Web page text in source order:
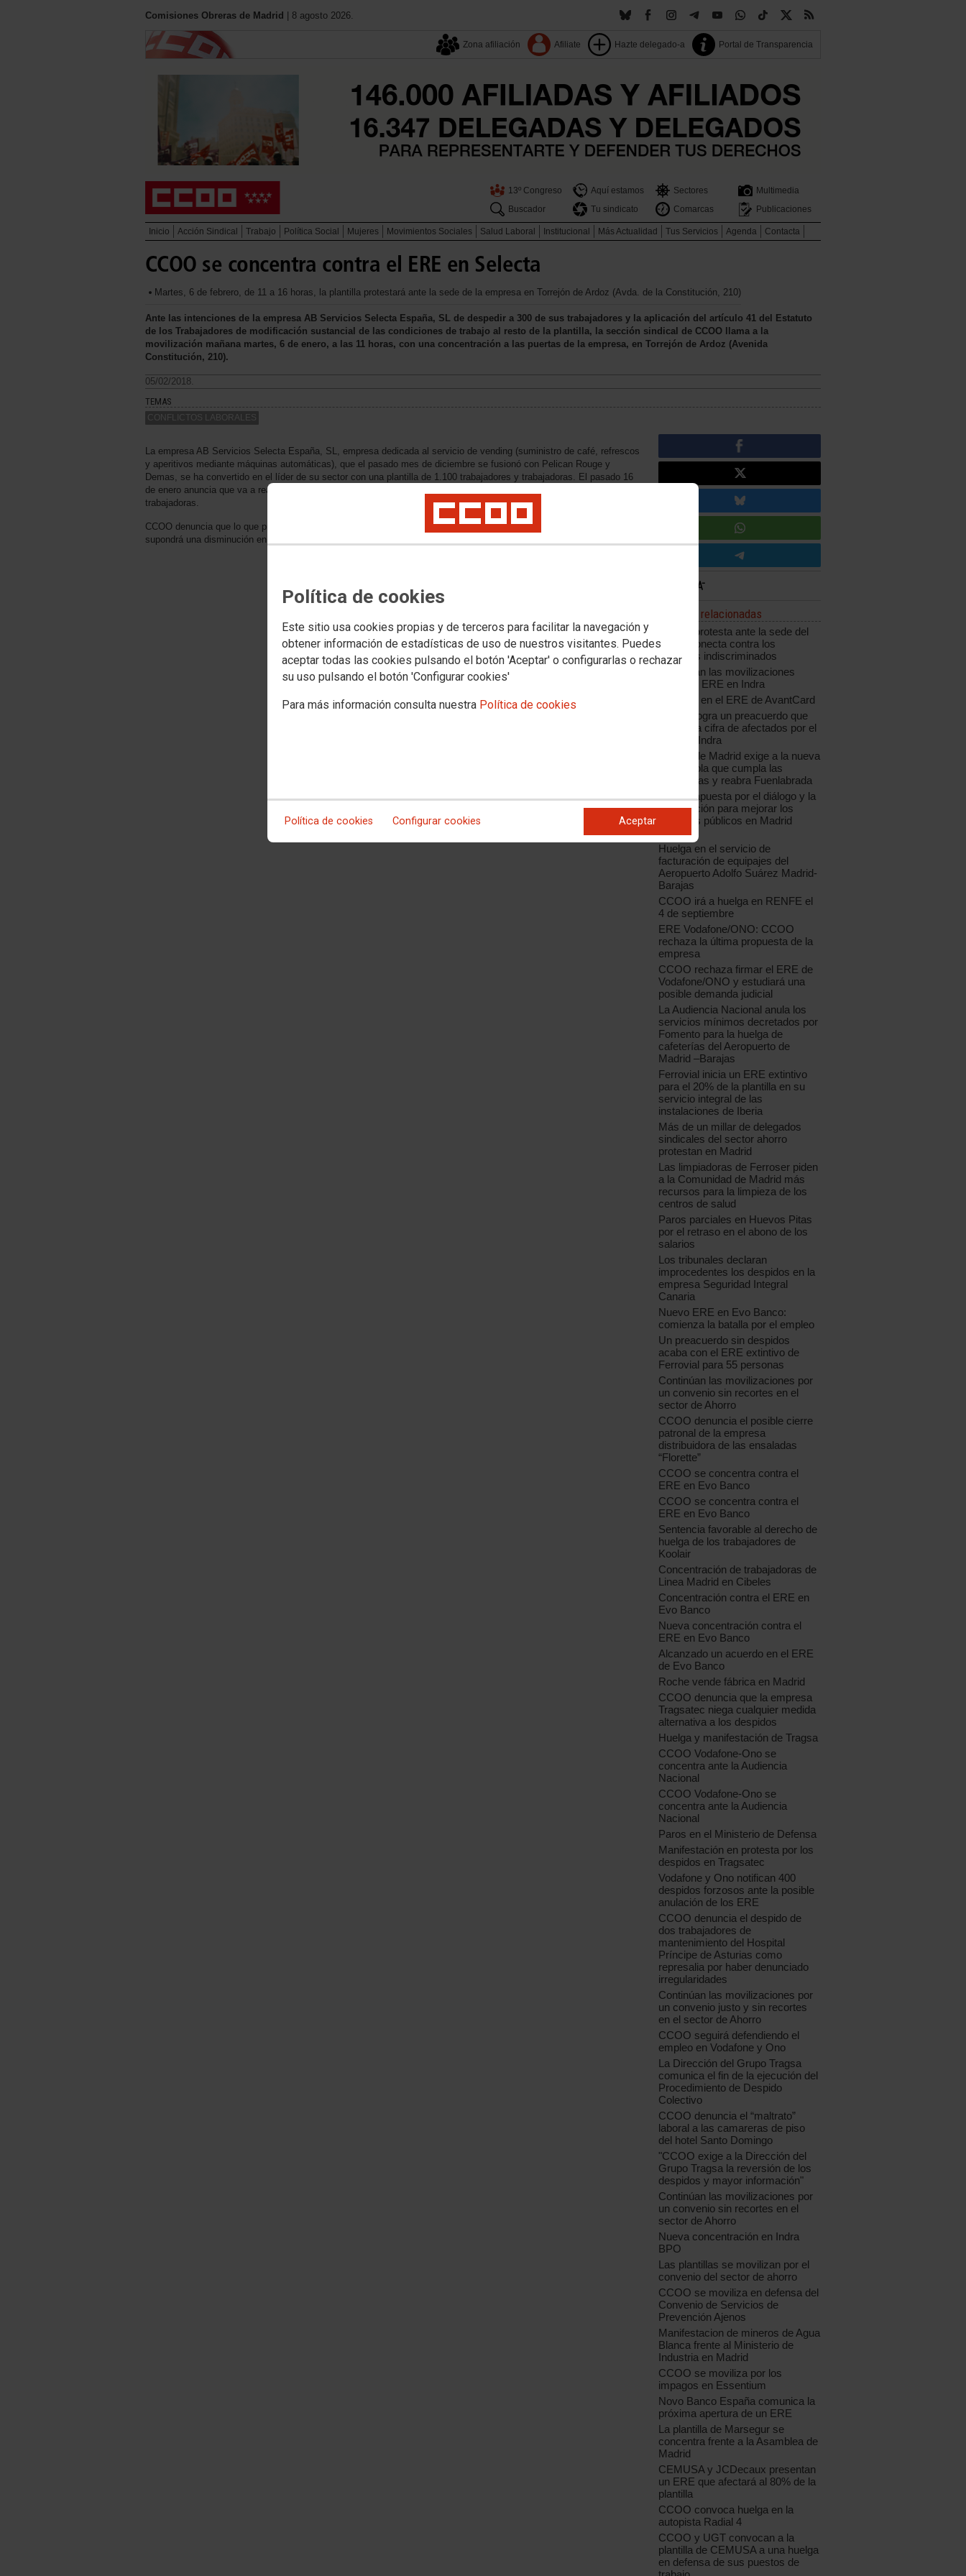
Política de cookies
Este sitio usa cookies propias y de terceros para facilitar la navegación y
obtener información de estadísticas de uso de nuestros visitantes. Puedes
aceptar todas las cookies pulsando el botón 'Aceptar' o configurarlas o rechazar
su uso pulsando el botón 'Configurar cookies'
Para más información consulta nuestra Política de cookies
Política de cookies Configurar cookies Aceptar
Comisiones Obreras de Madrid | 8 agosto 2026.
Zona afiliación Afiliate Hazte delegado-a Portal de Transparencia
13º Congreso Aquí estamos Sectores
Multimedia
Buscador
Tu sindicato Comarcas Publicaciones
Inicio Acción Sindical Trabajo Política Social Mujeres Movimientos Sociales Salud Laboral Institucional Más Actualidad Tus Servicios Agenda Contacta
CCOO se concentra contra el ERE en Selecta
Martes, 6 de febrero, de 11 a 16 horas, la plantilla protestará ante la sede de la empresa en Torrejón de Ardoz (Avda. de la Constitución, 210)
Ante las intenciones de la empresa AB Servicios Selecta España, SL de despedir a 300 de sus trabajadores y la aplicación del artículo 41 del Estatuto
de los Trabajadores de modificación sustancial de las condiciones de trabajo al resto de la plantilla, la sección sindical de CCOO llama a la
movilización mañana martes, 6 de enero, a las 11 horas, con una concentración a las puertas de la empresa, en Torrejón de Ardoz (Avenida
Constitución, 210).
05/02/2018.
TEMAS
CONFLICTOS LABORALES
La empresa AB Servicios Selecta España, SL, empresa dedicada al servicio de vending (suministro de café, refrescos
y aperitivos mediante máquinas automáticas), que el pasado mes de diciembre se fusionó con Pelican Rouge y
Demas, se ha convertido en el líder de su sector con una plantilla de 1.100 trabajadores y trabajadoras. El pasado 16
de enero anuncia que va a realizar un expediente de regulación de empleo que afectará a 300 trabajadores y
trabajadoras.
CCOO denuncia que lo que pretende la empresa es despedir a uno de cada tres trabajadores y trabajadoras, lo que
supondrá una disminución en la calidad del servicio que reciben los clientes de Selecta.
Noticias relacionadas
CCOO protesta ante la sede del
grupo Konecta contra los
despidos indiscriminados
Continúan las movilizaciones
contra el ERE en Indra
Acuerdo en el ERE de AvantCard
CCOO logra un preacuerdo que
reduce la cifra de afectados por el
ERE de Indra
CCOO de Madrid exige a la nueva
Coca-Cola que cumpla las
sentencias y reabra Fuenlabrada
CCOO apuesta por el diálogo y la
negociación para mejorar los
servicios públicos en Madrid
capital
Huelga en el servicio de
facturación de equipajes del
Aeropuerto Adolfo Suárez Madrid-
Barajas
CCOO irá a huelga en RENFE el
4 de septiembre
ERE Vodafone/ONO: CCOO
rechaza la última propuesta de la
empresa
CCOO rechaza firmar el ERE de
Vodafone/ONO y estudiará una
posible demanda judicial
La Audiencia Nacional anula los
servicios mínimos decretados por
Fomento para la huelga de
cafeterías del Aeropuerto de
Madrid –Barajas
Ferrovial inicia un ERE extintivo
para el 20% de la plantilla en su
servicio integral de las
instalaciones de Iberia
Más de un millar de delegados
sindicales del sector ahorro
protestan en Madrid
Las limpiadoras de Ferroser piden
a la Comunidad de Madrid más
recursos para la limpieza de los
centros de salud
Paros parciales en Huevos Pitas
por el retraso en el abono de los
salarios
Los tribunales declaran
improcedentes los despidos en la
empresa Seguridad Integral
Canaria
Nuevo ERE en Evo Banco:
comienza la batalla por el empleo
Un preacuerdo sin despidos
acaba con el ERE extintivo de
Ferrovial para 55 personas
Continúan las movilizaciones por
un convenio sin recortes en el
sector de Ahorro
CCOO denuncia el posible cierre
patronal de la empresa
distribuidora de las ensaladas
“Florette”
CCOO se concentra contra el
ERE en Evo Banco
CCOO se concentra contra el
ERE en Evo Banco
Sentencia favorable al derecho de
huelga de los trabajadores de
Koolair
Concentración de trabajadoras de
Linea Madrid en Cibeles
Concentración contra el ERE en
Evo Banco
Nueva concentración contra el
ERE en Evo Banco
Alcanzado un acuerdo en el ERE
de Evo Banco
Roche vende fábrica en Madrid
CCOO denuncia que la empresa
Tragsatec niega cualquier medida
alternativa a los despidos
Huelga y manifestación de Tragsa
CCOO Vodafone-Ono se
concentra ante la Audiencia
Nacional
CCOO Vodafone-Ono se
concentra ante la Audiencia
Nacional
Paros en el Ministerio de Defensa
Manifestación en protesta por los
despidos en Tragsatec
Vodafone y Ono notifican 400
despidos forzosos ante la posible
anulación de los ERE
CCOO denuncia el despido de
dos trabajadores de
mantenimiento del Hospital
Príncipe de Asturias como
represalia por haber denunciado
irregularidades
Continúan las movilizaciones por
un convenio justo y sin recortes
en el sector de Ahorro
CCOO seguirá defendiendo el
empleo en Vodafone y Ono
La Dirección del Grupo Tragsa
comunica el fin de la ejecución del
Procedimiento de Despido
Colectivo
CCOO denuncia el “maltrato”
laboral a las camareras de piso
del hotel Santo Domingo
"CCOO exige a la Dirección del
Grupo Tragsa la reversión de los
despidos y mayor información"
Continúan las movilizaciones por
un convenio sin recortes en el
sector de Ahorro
Nueva concentración en Indra
BPO
Las plantillas se movilizan por el
convenio del sector de ahorro
CCOO se moviliza en defensa del
Convenio de Servicios de
Prevención Ajenos
Manifestacion de mineros de Agua
Blanca frente al Ministerio de
Industria en Madrid
CCOO se moviliza por los
impagos en Essentium
Novo Banco España comunica la
próxima apertura de un ERE
La plantilla de Marsegur se
concentra frente a la Asamblea de
Madrid
CEMUSA y JCDecaux presentan
un ERE que afectará al 80% de la
plantilla
CCOO convoca huelga en la
autopista Radial 4
CCOO y UGT convocan a la
plantilla de CEMUSA a una huelga
en defensa de sus puestos de